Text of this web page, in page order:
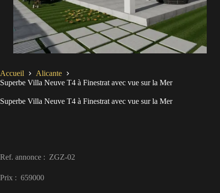
Accueil
Alicante
Superbe Villa Neuve T4 à Finestrat avec vue sur la Mer
Superbe Villa Neuve T4 à Finestrat avec vue sur la Mer
Ref. annonce : ZGZ-02
Prix : 659000